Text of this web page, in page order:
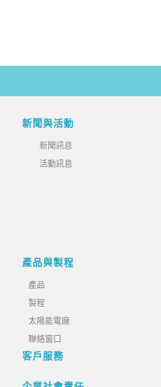
新聞與活動
新聞訊息
活動訊息
產品與製程
產品
製程
太陽能電廠
聯絡窗口
客戶服務